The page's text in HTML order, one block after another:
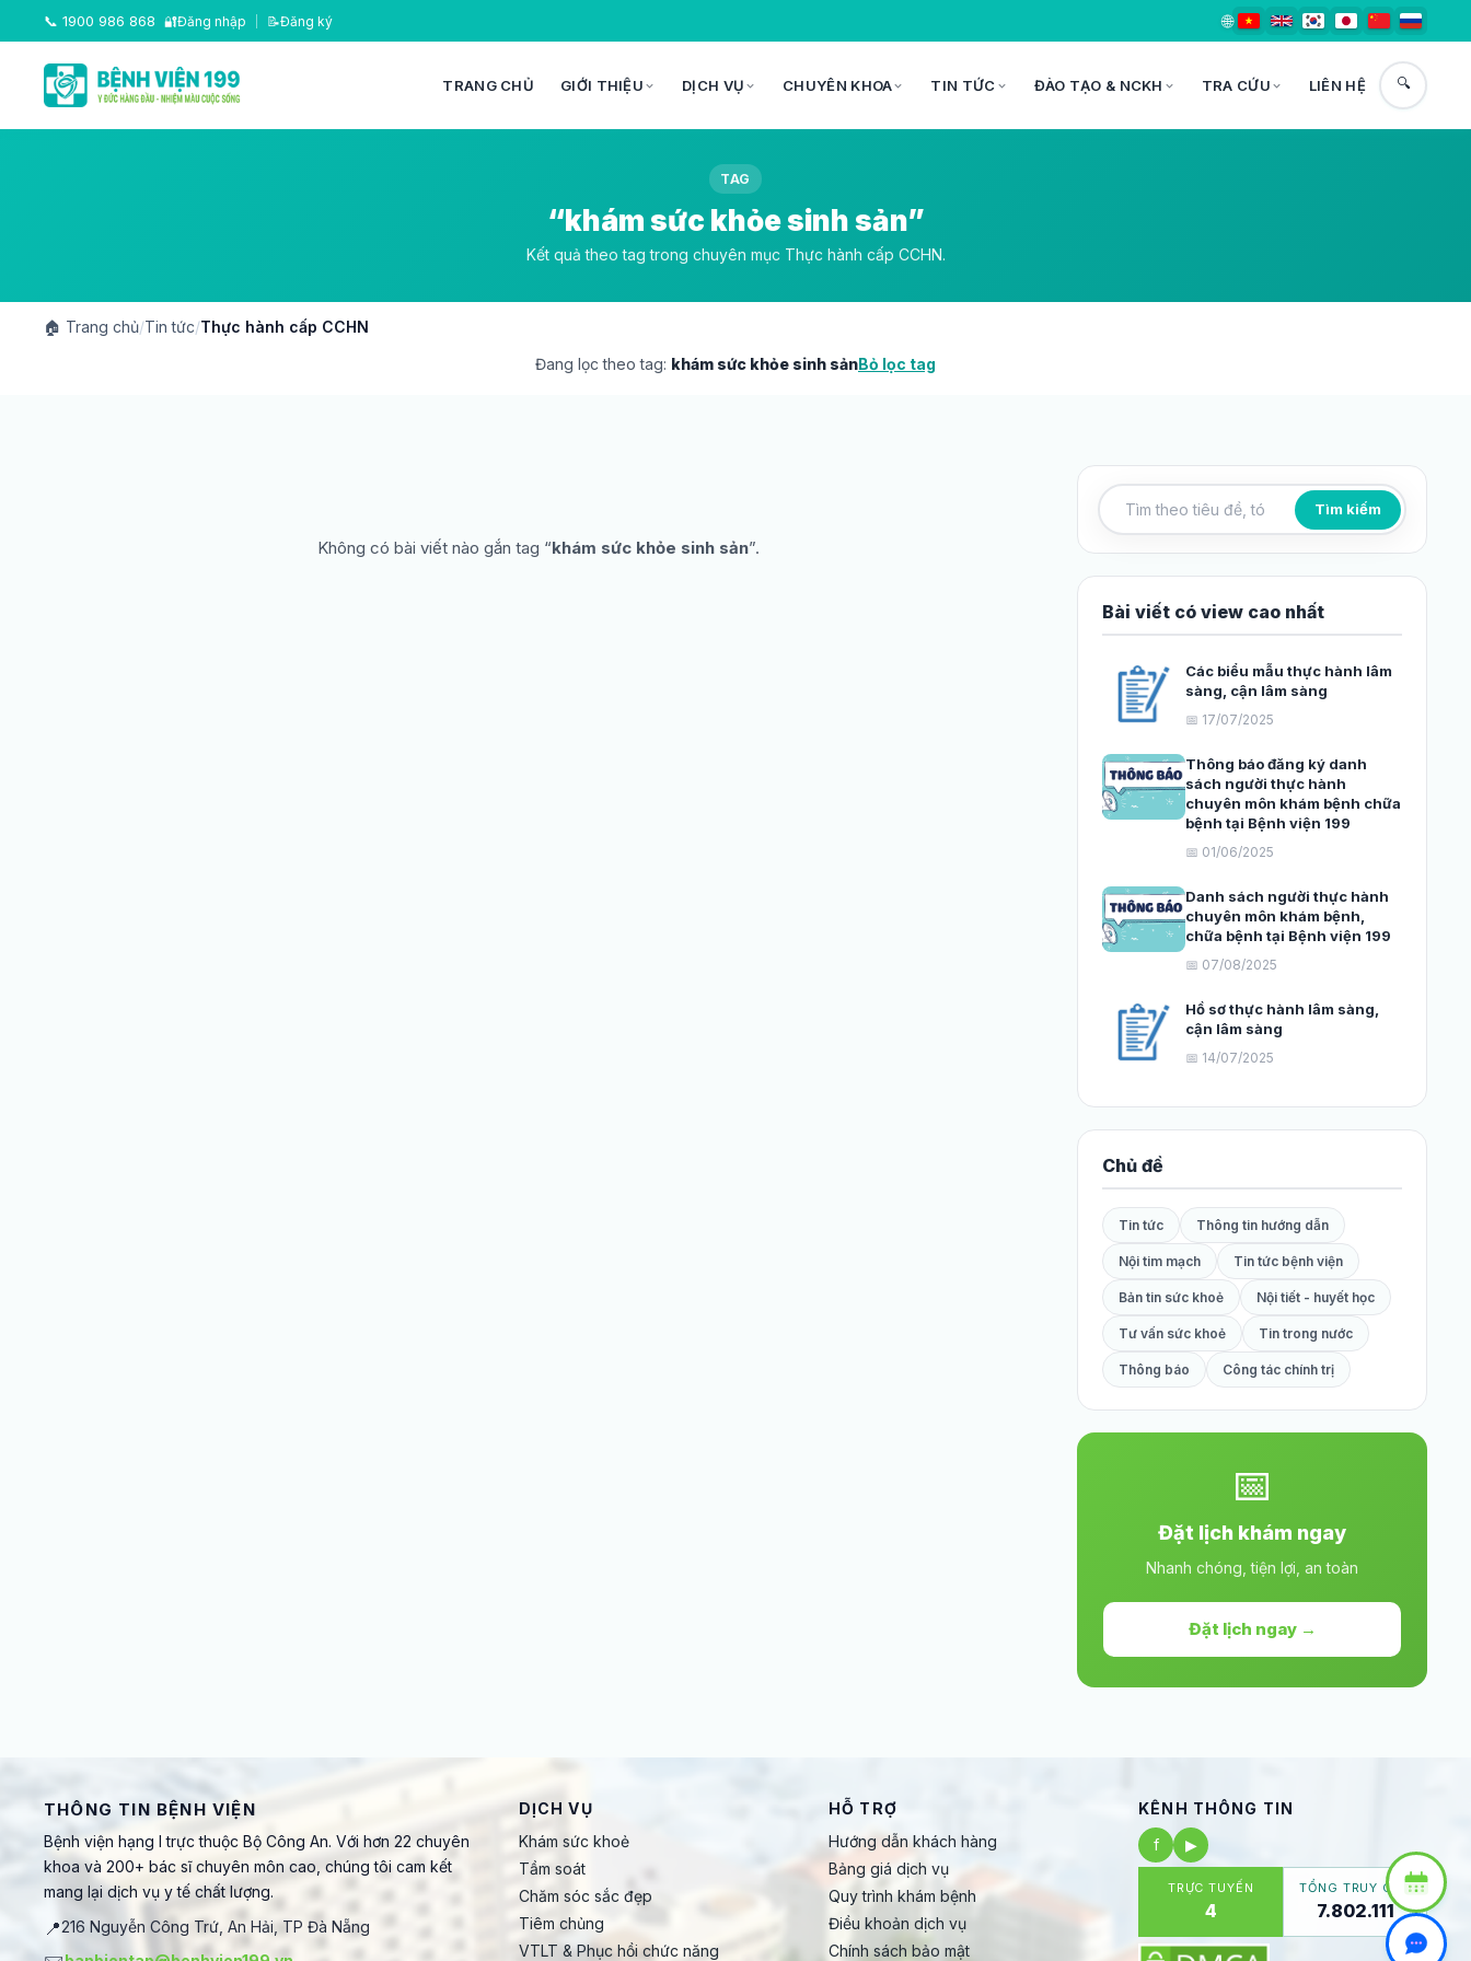
📞 1900 986 868 🔐Đăng nhập 📝Đăng ký 🌐
TRANG CHỦ GIỚI THIỆU DỊCH VỤ CHUYÊN KHOA TIN TỨC ĐÀO TẠO & NCKH TRA CỨU LIÊN HỆ 🔍
TAG
“khám sức khỏe sinh sản”
Kết quả theo tag trong chuyên mục Thực hành cấp CCHN.
🏠 Trang chủ/Tin tức/Thực hành cấp CCHN
Đang lọc theo tag: khám sức khỏe sinh sảnBỏ lọc tag
Không có bài viết nào gắn tag “khám sức khỏe sinh sản”.
Tìm kiếm bài viết
Tìm kiếm
Bài viết có view cao nhất
Các biểu mẫu thực hành lâm
sàng, cận lâm sàng
📅 17/07/2025
Thông báo đăng ký danh
sách người thực hành
chuyên môn khám bệnh chữa
bệnh tại Bệnh viện 199
📅 01/06/2025
Danh sách người thực hành
chuyên môn khám bệnh,
chữa bệnh tại Bệnh viện 199
📅 07/08/2025
Hồ sơ thực hành lâm sàng,
cận lâm sàng
📅 14/07/2025
Chủ đề
Tin tức Thông tin hướng dẫn
Nội tim mạch Tin tức bệnh viện
Bản tin sức khoẻ Nội tiết - huyết học
Tư vấn sức khoẻ Tin trong nước
Thông báo Công tác chính trị
📅
Đặt lịch khám ngay
Nhanh chóng, tiện lợi, an toàn
Đặt lịch ngay →
THÔNG TIN BỆNH VIỆN
Bệnh viện hạng I trực thuộc Bộ Công An. Với hơn 22 chuyên
khoa và 200+ bác sĩ chuyên môn cao, chúng tôi cam kết
mang lại dịch vụ y tế chất lượng.
📍216 Nguyễn Công Trứ, An Hải, TP Đà Nẵng
DỊCH VỤ
Khám sức khoẻ
Tầm soát
Chăm sóc sắc đẹp
Tiêm chủng
VTLT & Phục hồi chức năng
HỖ TRỢ
Hướng dẫn khách hàng
Bảng giá dịch vụ
Quy trình khám bệnh
Điều khoản dịch vụ
Chính sách bảo mật
KÊNH THÔNG TIN
f
▶
TRỰC TUYẾN
4
TỔNG TRUY CẬP
7.802.111